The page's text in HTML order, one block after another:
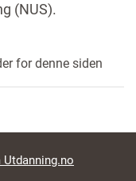
(NUS).
for denne siden
links
Utdanning.no